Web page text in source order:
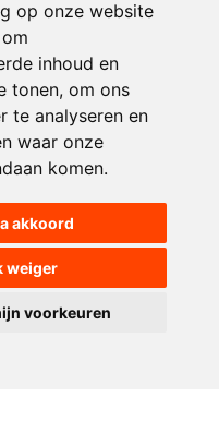
op onze website
inhoud en
tonen, om ons
te analyseren en
waar onze
komen.
akkoord
weiger
voorkeuren
muziek
In digitale kwaliteit op je